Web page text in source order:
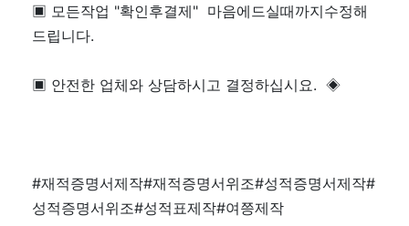
▣ 모든작업 "확인후결제" 마음에드실때까지수정해
드립니다.
▣ 안전한 업체와 상담하시고 결정하십시요. ◈
#재적증명서제작#재적증명서위조#성적증명서제작#
성적증명서위조#성적표제작#여쯩제작